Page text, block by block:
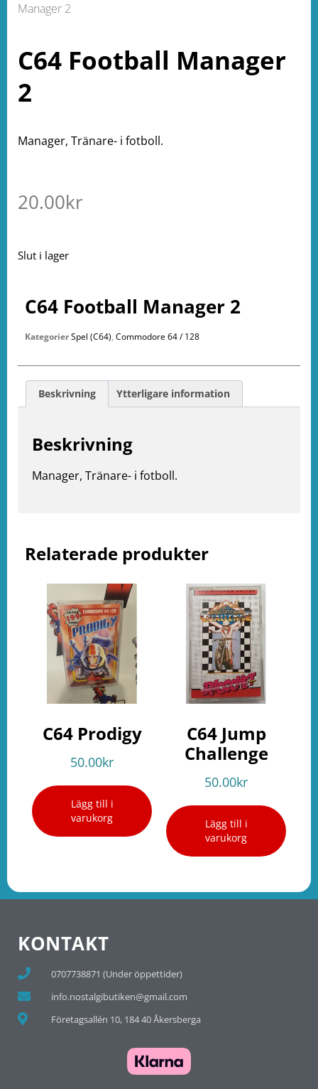
Manager 2
C64 Football Manager
2
Manager, Tränare- i fotboll.
20.00kr
Slut i lager
Relaterade produkter
C64 Prodigy
50.00kr
Lägg till i
varukorg
C64 Jump
Challenge
50.00kr
Lägg till i
varukorg
C64 Football Manager 2
KategorierSpel (C64), Commodore 64 / 128
Beskrivning Ytterligare information
Beskrivning
Manager, Tränare- i fotboll.
KONTAKT
0707738871 (Under öppettider)
info.nostalgibutiken@gmail.com
Företagsallén 10, 184 40 Åkersberga